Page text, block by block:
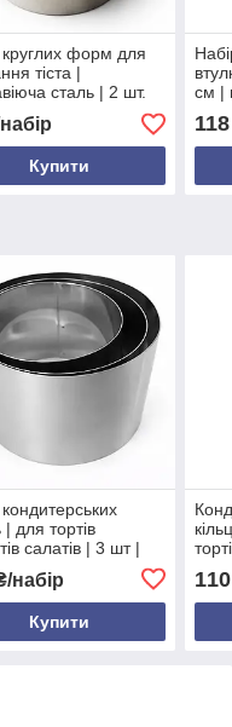
круглих форм для
тіста |
сталь | 2 шт.
см | висота 6.4
Купити
см |
118
| для тортів
салатів | 3 шт |
см | висота 10 см
набір
Купити
110